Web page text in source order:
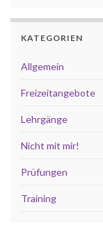
KATEGORIEN
Allgemein
Freizeitangebote
Lehrgänge
Nicht mit mir!
Prüfungen
Training